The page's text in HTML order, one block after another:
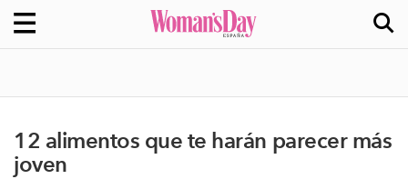
12 alimentos que te harán parecer más
joven